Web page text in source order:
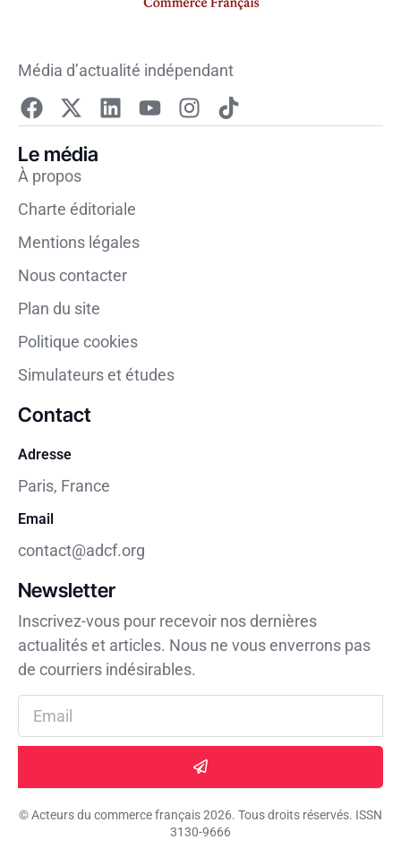
Média d’actualité indépendant
Le média
À propos
Charte éditoriale
Mentions légales
Nous contacter
Plan du site
Politique cookies
Simulateurs et études
Contact
Adresse
Paris, France
Email
contact@adcf.org
Newsletter
Inscrivez-vous pour recevoir nos dernières
actualités et articles. Nous ne vous enverrons pas
de courriers indésirables.
© Acteurs du commerce français 2026. Tous droits réservés. ISSN
3130-9666